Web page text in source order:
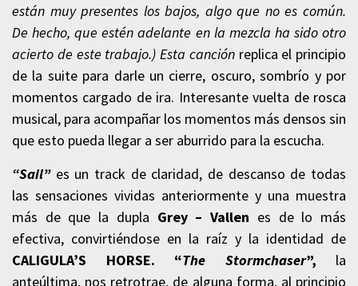
están muy presentes los bajos, algo que no es común.
De hecho, que estén adelante en la mezcla ha sido otro
acierto de este trabajo.) Esta canción replica el principio
de la suite para darle un cierre, oscuro, sombrío y por
momentos cargado de ira. Interesante vuelta de rosca
musical, para acompañar los momentos más densos sin
que esto pueda llegar a ser aburrido para la escucha.
“Sail” es un track de claridad, de descanso de todas
las sensaciones vividas anteriormente y una muestra
más de que la dupla Grey – Vallen es de lo más
efectiva, convirtiéndose en la raíz y la identidad de
CALIGULA’S HORSE. “The Stormchaser”, la
anteúltima, nos retrotrae, de alguna forma, al principio